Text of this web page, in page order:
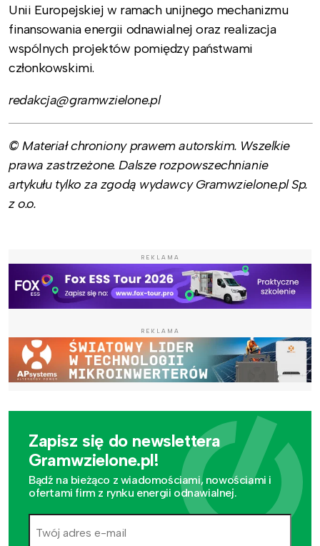
Unii Europejskiej w ramach unijnego mechanizmu
finansowania energii odnawialnej oraz realizacja
wspólnych projektów pomiędzy państwami
członkowskimi.
redakcja@gramwzielone.pl
© Materiał chroniony prawem autorskim. Wszelkie
prawa zastrzeżone. Dalsze rozpowszechnianie
artykułu tylko za zgodą wydawcy Gramwzielone.pl Sp.
z o.o.
REKLAMA
REKLAMA
Zapisz się do newslettera
Gramwzielone.pl!
Bądź na bieżąco z wiadomościami, nowościami i
ofertami firm z rynku energii odnawialnej.